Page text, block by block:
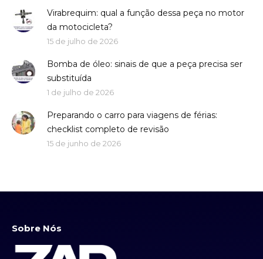
Virabrequim: qual a função dessa peça no motor
da motocicleta?
15 de julho de 2026
Bomba de óleo: sinais de que a peça precisa ser
substituída
1 de julho de 2026
Preparando o carro para viagens de férias:
checklist completo de revisão
15 de junho de 2026
Sobre Nós